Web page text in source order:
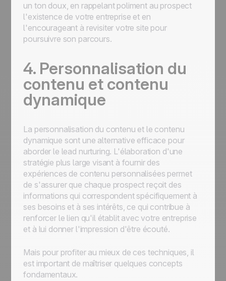
un ton doux, en rappelant poliment au prospect
l'existence de votre entreprise et en
l'encourageant à revisiter votre site pour
poursuivre son parcours.
4. Personnalisation du
contenu et contenu
dynamique
La personnalisation du contenu et le contenu
dynamique sont une alternative efficace pour
aborder le lead nurturing. L'élaboration d'une
stratégie plus large visant à fournir des
expériences de contenu personnalisées permet
de s'assurer que chaque prospect reçoit des
informations qui correspondent spécifiquement à
ses besoins et à ses intérêts, ce qui contribue à
renforcer le lien qu'il établit avec votre entreprise
et à lui donner l'impression d'être écouté.
Mais pour profiter au mieux de ces techniques, il
est important de maîtriser quelques concepts
fondamentaux.